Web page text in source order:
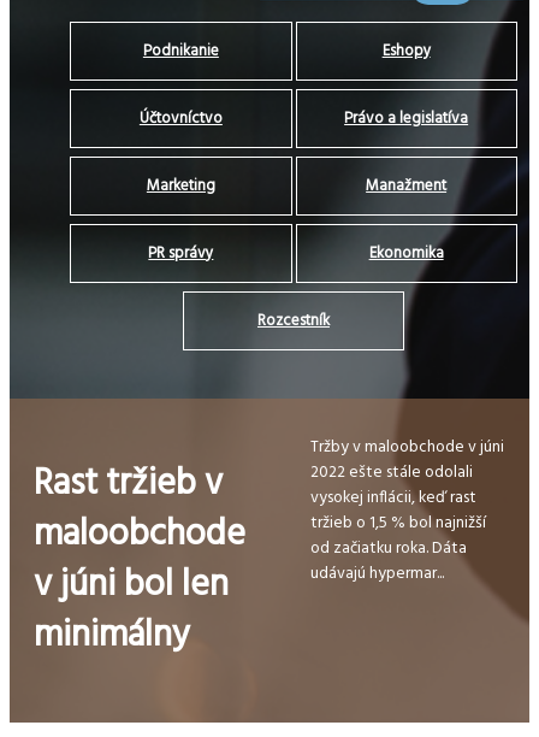
Podnikanie Eshopy
Účtovníctvo Právo a legislatíva
Marketing Manažment
PR správy Ekonomika
Rozcestník
Rast tržieb v
maloobchode
v júni bol len
minimálny
Tržby v maloobchode v júni
2022 ešte stále odolali
vysokej inflácii, keď rast
tržieb o 1,5 % bol najnižší
od začiatku roka. Dáta
udávajú hypermar...